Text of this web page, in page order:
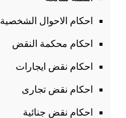
احكام الاحوال الشخصية
احكام محكمة النقض
احكام نقض ايجارات
احكام نقض تجارى
احكام نقض جنائية